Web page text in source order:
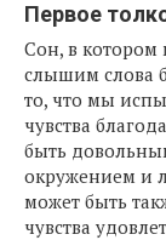
Первое
Сон, в котором
слышим слова
то, что мы
чувства
быть
окружением и
может быть
чувства